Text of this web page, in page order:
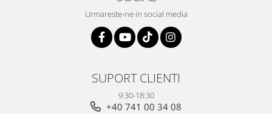
Urmareste-ne in social media
SUPORT CLIENTI
9:30-18:30
+40 741 00 34 08